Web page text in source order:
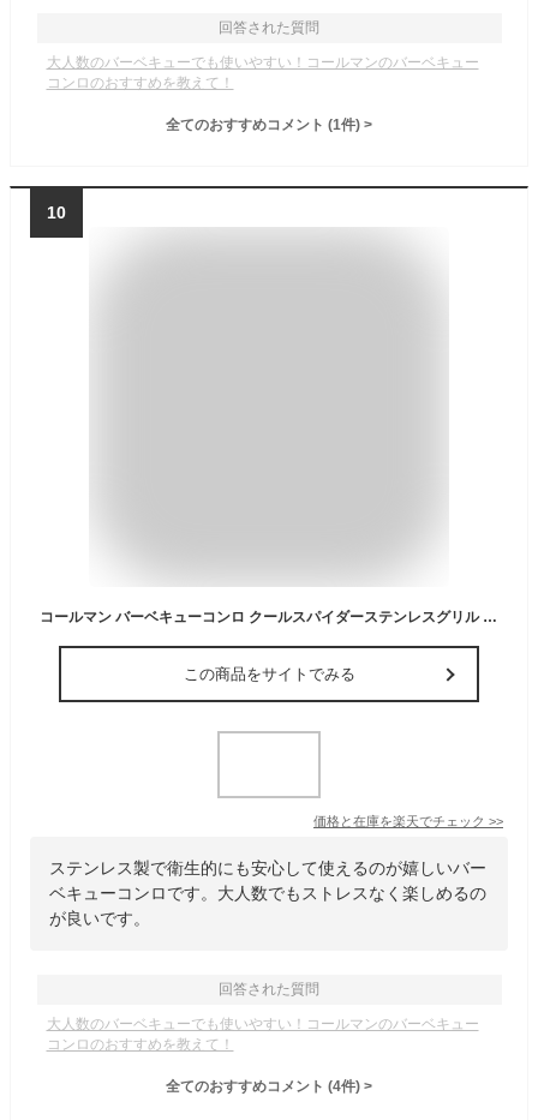
回答された質問
大人数のバーベキューでも使いやすい！コールマンのバーベキュー
コンロのおすすめを教えて！
全てのおすすめコメント (1件) >
10
コールマン バーベキューコンロ クールスパイダーステンレスグリル レッド 170-9367 Coleman
この商品をサイトでみる
価格と在庫を楽天でチェック >>
ステンレス製で衛生的にも安心して使えるのが嬉しいバー
ベキューコンロです。大人数でもストレスなく楽しめるの
が良いです。
回答された質問
大人数のバーベキューでも使いやすい！コールマンのバーベキュー
コンロのおすすめを教えて！
全てのおすすめコメント (4件) >